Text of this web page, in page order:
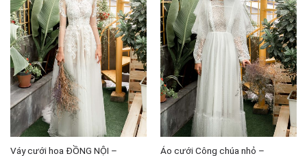
Váy cưới hoa ĐỒNG NỘI –
Áo cưới Công chúa nhỏ –